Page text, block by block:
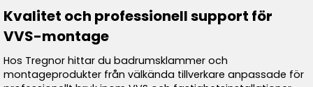
Kvalitet och professionell support för
VVS-montage
Hos Tregnor hittar du badrumsklammer och
montageprodukter från välkända tillverkare anpassade för